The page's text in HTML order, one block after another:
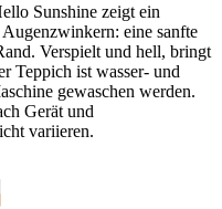
Sunshine zeigt ein
eine sanfte
Verspielt und hell, bringt
Teppich ist wasser- und
gewaschen werden.
Gerät und
variieren.